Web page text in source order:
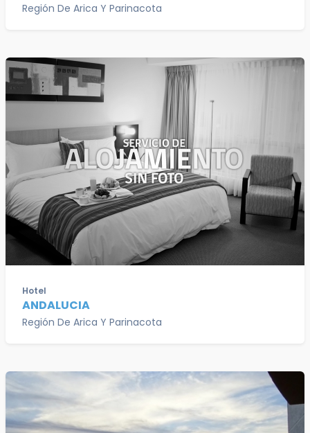
Región De Arica Y Parinacota
Hotel
ANDALUCIA
Región De Arica Y Parinacota